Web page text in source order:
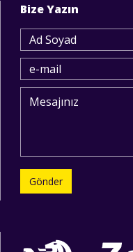
Bize Yazın
Gönder